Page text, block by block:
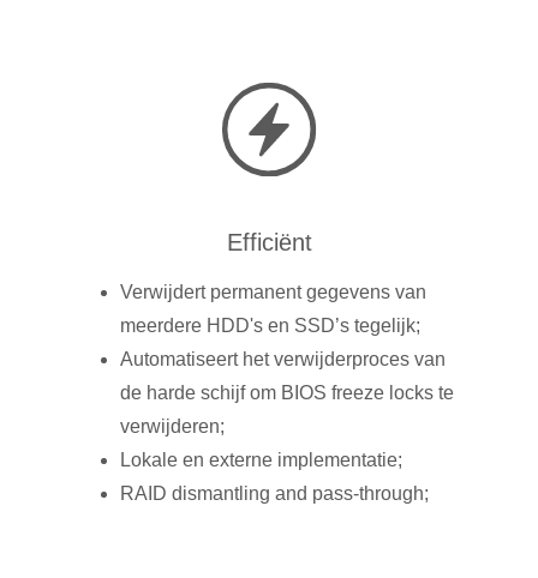
Efficiënt
Verwijdert permanent gegevens van
meerdere HDD's en SSD’s tegelijk;
Automatiseert het verwijderproces van
de harde schijf om BIOS freeze locks te
verwijderen;
Lokale en externe implementatie;
RAID dismantling and pass-through;